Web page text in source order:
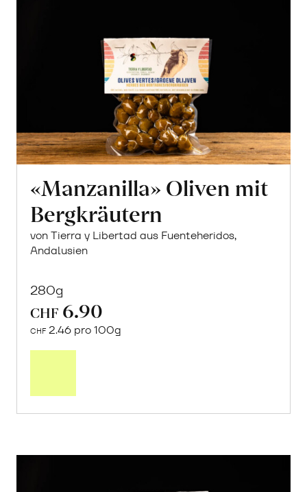
«Manzanilla» Oliven mit
Bergkräutern
von Tierra y Libertad aus Fuenteheridos,
Andalusien
280g
CHF 6.90
CHF 2.46 pro 100g